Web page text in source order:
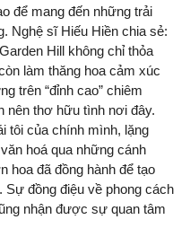
để mang đến những trải
Nghệ sĩ Hiếu Hiền chia sẻ:
Hill không chỉ thỏa
làm thăng hoa cảm xúc
trên “đỉnh cao” chiêm
nên thơ hữu tình nơi đây.
của chính mình, lặng
hoá qua những cánh
hoa đã đồng hành để tạo
Sự đồng điệu về phong cách
nhận được sự quan tâm